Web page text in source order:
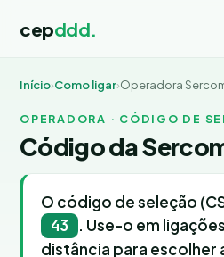
cepddd.
Início›Como ligar›Operadora
OPERADORA · CÓDIGO DE
Código da
O código de seleção
43
. Use-o em
distância para escolher